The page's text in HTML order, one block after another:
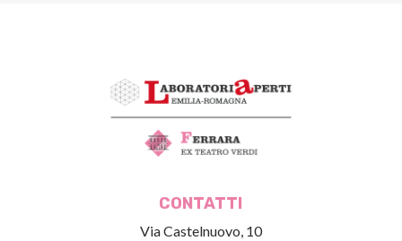
CONTATTI
Via Castelnuovo, 10